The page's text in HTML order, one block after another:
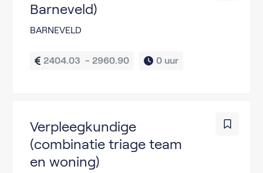
Barneveld)
BARNEVELD
2404.03  - 2960.90 0 uur
Verpleegkundige
(combinatie triage team
en woning)